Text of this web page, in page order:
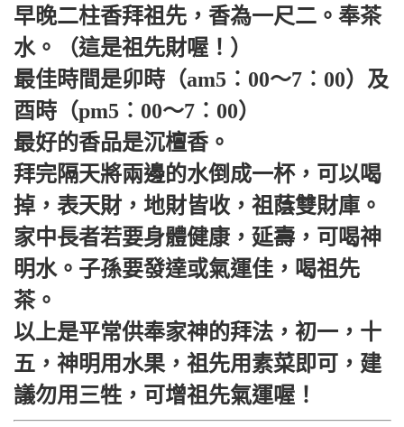
早晚二柱香拜祖先，香為一尺二。奉茶
水。（這是祖先財喔！）
最佳時間是卯時（am5︰00～7︰00）及
酉時（pm5︰00～7︰00）
最好的香品是沉檀香。
拜完隔天將兩邊的水倒成一杯，可以喝
掉，表天財，地財皆收，祖蔭雙財庫。
家中長者若要身體健康，延壽，可喝神
明水。子孫要發達或氣運佳，喝祖先
茶。
以上是平常供奉家神的拜法，初一，十
五，神明用水果，祖先用素菜即可，建
議勿用三牲，可增祖先氣運喔！